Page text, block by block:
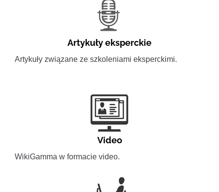
Artykuły eksperckie
Artykuły związane ze szkoleniami eksperckimi.
Video
WikiGamma w formacie video.